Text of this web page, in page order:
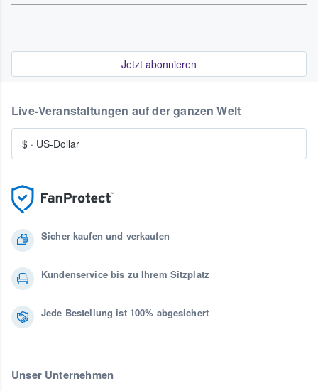
Jetzt abonnieren
Sicher kaufen und verkaufen
Kundenservice bis zu Ihrem Sitzplatz
Jede Bestellung ist 100% abgesichert
Unser Unternehmen
Live-Veranstaltungen auf der ganzen Welt
$ · US-Dollar